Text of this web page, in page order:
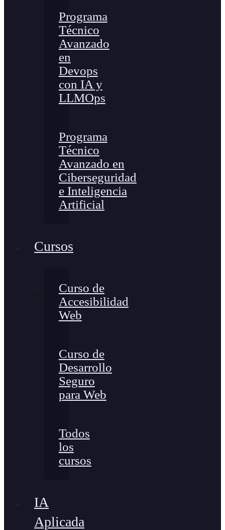
Programa
Técnico
Avanzado
en
Devops
con IA y
LLMOps
Programa
Técnico
Avanzado en
Ciberseguridad
e Inteligencia
Artificial
Cursos
Curso de
Accesibilidad
Web
Curso de
Desarrollo
Seguro
para Web
Todos
los
cursos
IA
Aplicada